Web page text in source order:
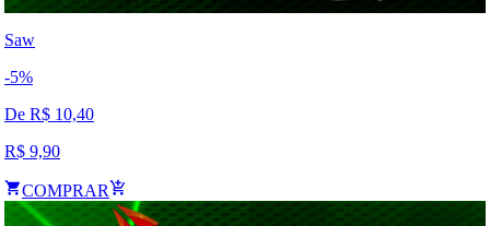
Saw
-5%
De R$ 10,40
R$ 9,90
COMPRAR